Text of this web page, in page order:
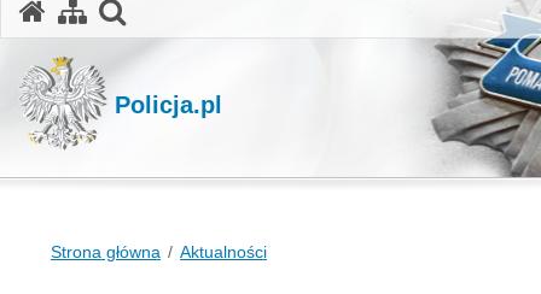
Policja.pl
Strona główna Aktualności